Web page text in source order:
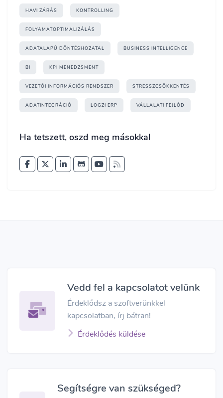
HAVI ZÁRÁS KONTROLLING
FOLYAMATOPTIMALIZÁLÁS
ADATALAPÚ DÖNTÉSHOZATAL BUSINESS INTELLIGENCE
BI KPI MENEDZSMENT
VEZETŐI INFORMÁCIÓS RENDSZER STRESSZCSÖKKENTÉS
ADATINTEGRÁCIÓ LOGZI ERP VÁLLALATI FEJLŐD
Ha tetszett, oszd meg másokkal
Vedd fel a kapcsolatot velünk
Érdeklődsz a szoftverünkkel
kapcsolatban, írj bátran!
Érdeklődés küldése
Segítségre van szükséged?